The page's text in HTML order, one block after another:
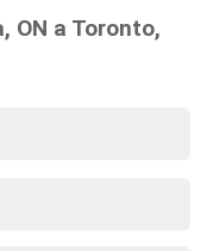
ON a Toronto,